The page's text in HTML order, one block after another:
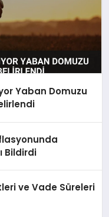
Yaban Domuzu
Bildirdi
ve Vade Süreleri